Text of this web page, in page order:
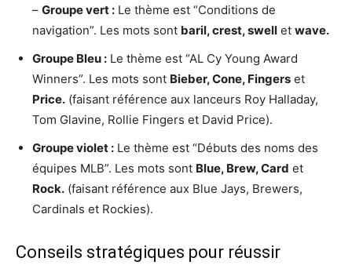
– Groupe vert : Le thème est “Conditions de
navigation”. Les mots sont baril, crest, swell et wave.
Groupe Bleu : Le thème est “AL Cy Young Award
Winners”. Les mots sont Bieber, Cone, Fingers et
Price. (faisant référence aux lanceurs Roy Halladay,
Tom Glavine, Rollie Fingers et David Price).
Groupe violet : Le thème est “Débuts des noms des
équipes MLB”. Les mots sont Blue, Brew, Card et
Rock. (faisant référence aux Blue Jays, Brewers,
Cardinals et Rockies).
Conseils stratégiques pour réussir